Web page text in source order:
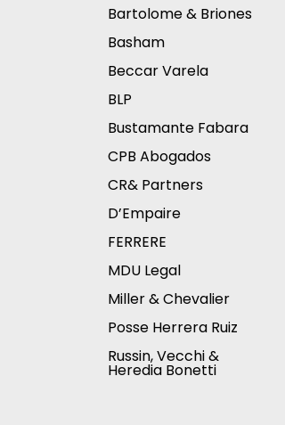
Bartolome & Briones
Basham
Beccar Varela
BLP
Bustamante Fabara
CPB Abogados
CR& Partners
D’Empaire
FERRERE
MDU Legal
Miller & Chevalier
Posse Herrera Ruiz
Russin, Vecchi &
Heredia Bonetti